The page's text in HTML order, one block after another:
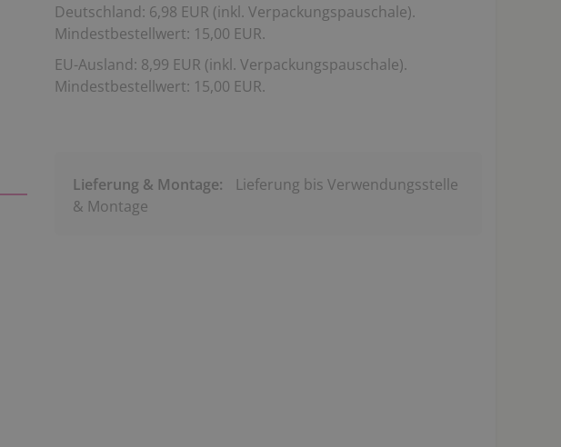
Deutschland: 6,98 EUR (inkl. Verpackungspauschale).
Mindestbestellwert: 15,00 EUR.
EU-Ausland: 8,99 EUR (inkl. Verpackungspauschale).
Mindestbestellwert: 15,00 EUR.
Lieferung & Montage:
Lieferung bis Verwendungsstelle
& Montage